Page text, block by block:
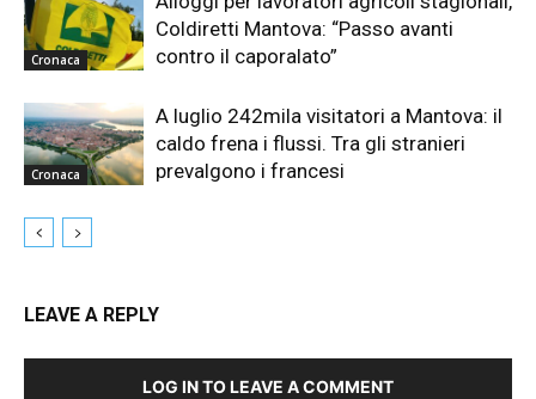
Cronaca
Coldiretti Mantova: “Passo avanti
contro il caporalato”
Cronaca
A luglio 242mila visitatori a Mantova: il
caldo frena i flussi. Tra gli stranieri
prevalgono i francesi
LEAVE A REPLY
LOG IN TO LEAVE A COMMENT